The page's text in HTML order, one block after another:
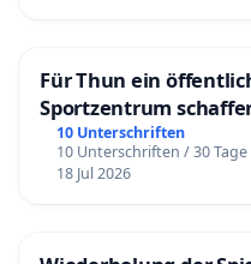
Für Thun ein
Sportzentrum
10 Unterschriften
10 Unterschriften / 30 Tage
18 Jul 2026